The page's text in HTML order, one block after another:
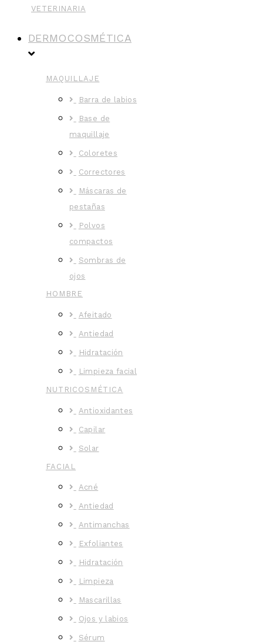
VETERINARIA
DERMOCOSMÉTICA
MAQUILLAJE
Barra de labios
Base de
maquillaje
Coloretes
Correctores
Máscaras de
pestañas
Polvos
compactos
Sombras de
ojos
HOMBRE
Afeitado
Antiedad
Hidratación
Limpieza facial
NUTRICOSMÉTICA
Antioxidantes
Capilar
Solar
FACIAL
Acné
Antiedad
Antimanchas
Exfoliantes
Hidratación
Limpieza
Mascarillas
Ojos y labios
Sérum